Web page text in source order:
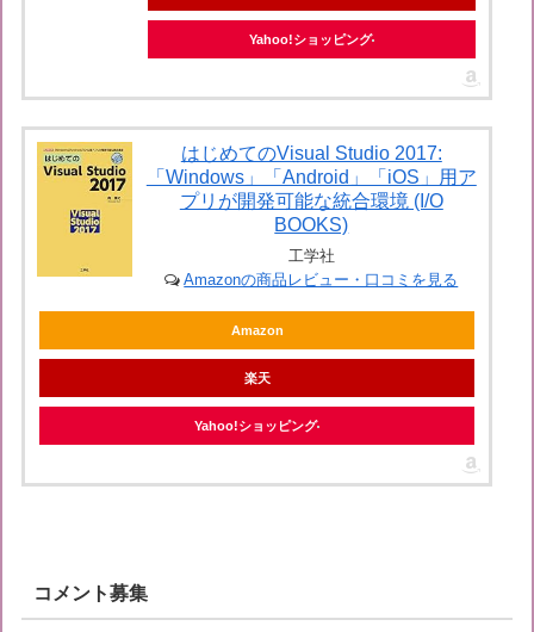
Yahoo!ショッピング
はじめてのVisual Studio 2017:
「Windows」「Android」「iOS」用ア
プリが開発可能な統合環境 (I/O
BOOKS)
工学社
Amazonの商品レビュー・口コミを見る
Amazon
楽天
Yahoo!ショッピング
コメント募集